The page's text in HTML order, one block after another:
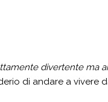
divertente ma
di andare a vivere